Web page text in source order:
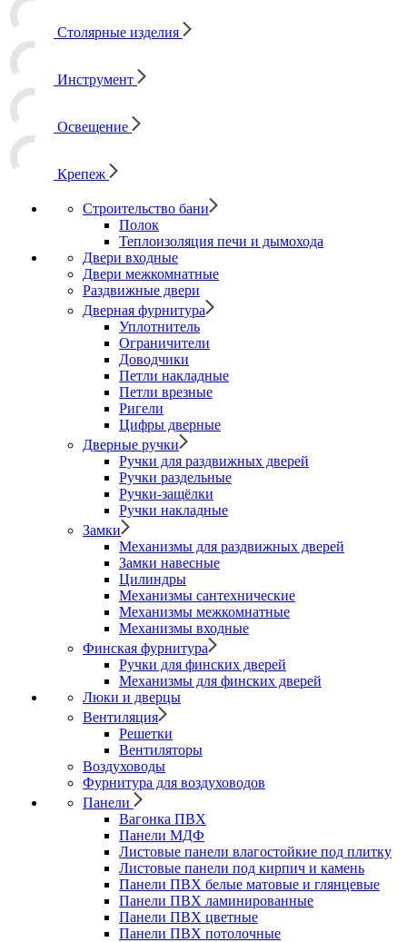
Столярные изделия
Инструмент
Освещение
Крепеж
Строительство бани
Полок
Теплоизоляция печи и дымохода
Двери входные
Двери межкомнатные
Раздвижные двери
Дверная фурнитура
Уплотнитель
Ограничители
Доводчики
Петли накладные
Петли врезные
Ригели
Цифры дверные
Дверные ручки
Ручки для раздвижных дверей
Ручки раздельные
Ручки-защёлки
Ручки накладные
Замки
Механизмы для раздвижных дверей
Замки навесные
Цилиндры
Механизмы сантехнические
Механизмы межкомнатные
Механизмы входные
Финская фурнитура
Ручки для финских дверей
Механизмы для финских дверей
Люки и дверцы
Вентиляция
Решетки
Вентиляторы
Воздуховоды
Фурнитура для воздуховодов
Панели
Вагонка ПВХ
Панели МДФ
Листовые панели влагостойкие под плитку
Листовые панели под кирпич и камень
Панели ПВХ белые матовые и глянцевые
Панели ПВХ ламинированные
Панели ПВХ цветные
Панели ПВХ потолочные